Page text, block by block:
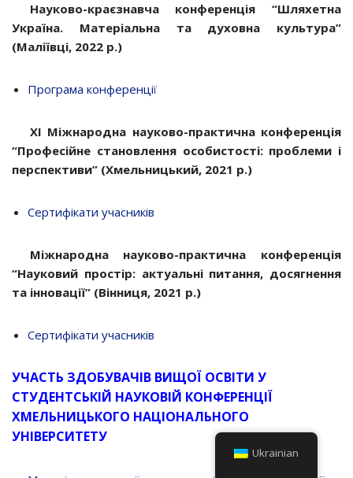
Науково-краєзнавча конференція “Шляхетна
Україна. Матеріальна та духовна культура”
(Маліївці, 2022 р.)
Програма конференції
ХІ Міжнародна науково-практична конференція
“Професійне становлення особистості: проблеми і
перспективи” (Хмельницький, 2021 р.)
Сертифікати учасників
Міжнародна науково-практична конференція
“Науковий простір: актуальні питання, досягнення
та інновації” (Вінниця, 2021 р.)
Сертифікати учасників
УЧАСТЬ ЗДОБУВАЧІВ ВИЩОЇ ОСВІТИ У
СТУДЕНТСЬКІЙ НАУКОВІЙ КОНФЕРЕНЦІЇ
ХМЕЛЬНИЦЬКОГО НАЦІОНАЛЬНОГО
УНІВЕРСИТЕТУ
Ukrainian